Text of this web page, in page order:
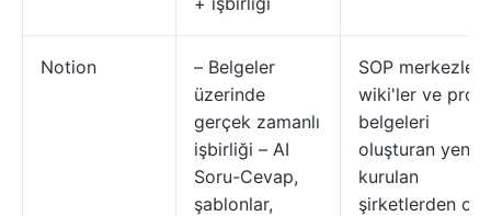
Notion
– Belgeler
üzerinde
gerçek zamanlı
işbirliği – AI
Soru-Cevap,
şablonlar,
SOP merkezleri,
wiki'ler ve proje
belgeleri
oluşturan yeni
kurulan
şirketlerden